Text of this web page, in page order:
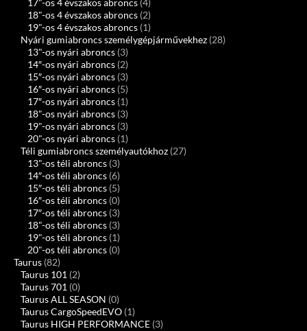
18"-os 4 évszakos abroncs (2)
19"-os 4 évszakos abroncs (1)
Nyári gumiabroncs személygépjárművekhez (28)
13"-os nyári abroncs (3)
14″-os nyári abroncs (2)
15″-os nyári abroncs (3)
16″-os nyári abroncs (5)
17″-os nyári abroncs (1)
18"-os nyári abroncs (3)
19"-os nyári abroncs (3)
20"-os nyári abroncs (1)
Téli gumiabroncs személyautókhoz (27)
13"-os téli abroncs (3)
14″-os téli abroncs (6)
15″-os téli abroncs (5)
16″-os téli abroncs (0)
17″-os téli abroncs (3)
18"-os téli abroncs (3)
19"-os téli abroncs (1)
20"-os téli abroncs (0)
Taurus (82)
Taurus 101 (2)
Taurus 701 (0)
Taurus ALL SEASON (0)
Taurus CargoSpeedEVO (1)
Taurus HIGH PERFORMANCE (3)